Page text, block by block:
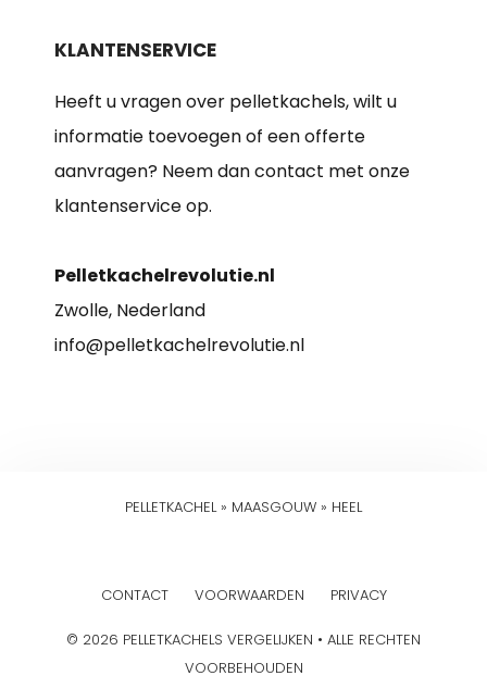
KLANTENSERVICE
Heeft u vragen over pelletkachels, wilt u
informatie toevoegen of een offerte
aanvragen? Neem dan contact met onze
klantenservice op.
Pelletkachelrevolutie.nl
Zwolle, Nederland
info@pelletkachelrevolutie.nl
PELLETKACHEL» MAASGOUW » HEEL
CONTACT VOORWAARDEN PRIVACY
© 2026 PELLETKACHELS VERGELIJKEN • ALLE RECHTEN
VOORBEHOUDEN